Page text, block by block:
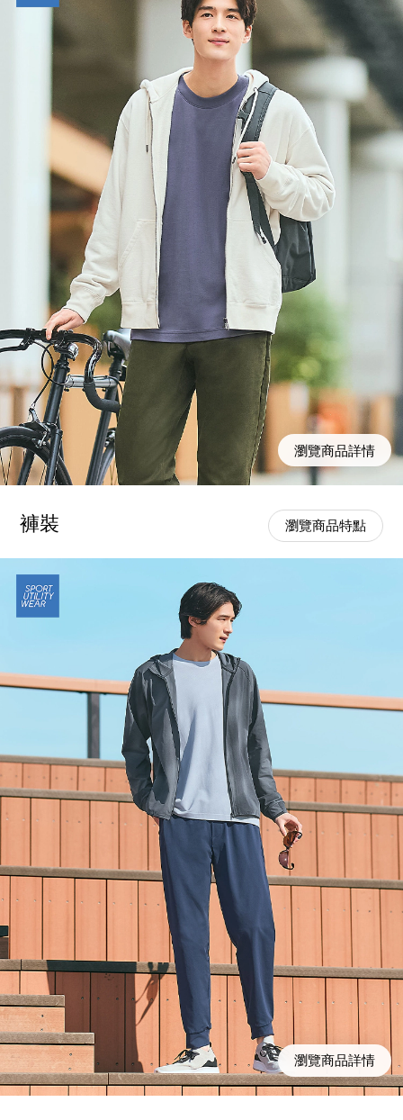
瀏覽商品詳情
褲裝 瀏覽商品特點
瀏覽商品詳情